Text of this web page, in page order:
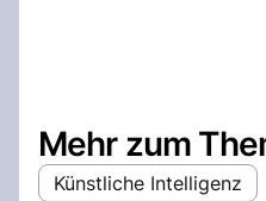
Mehr zum
Künstliche Intelligenz